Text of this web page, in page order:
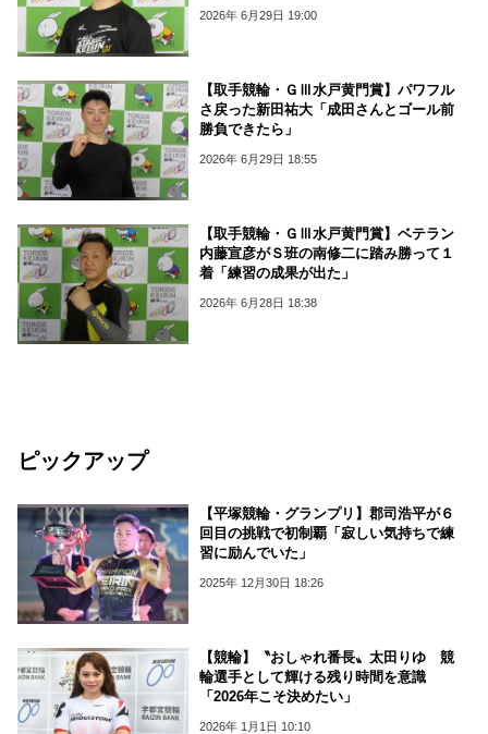
2026年 6月29日 19:00
【取手競輪・ＧⅢ水戸黄門賞】パワフル
さ戻った新田祐大「成田さんとゴール前
勝負できたら」
2026年 6月29日 18:55
【取手競輪・ＧⅢ水戸黄門賞】ベテラン
内藤宣彦がＳ班の南修二に踏み勝って１
着「練習の成果が出た」
2026年 6月28日 18:38
ピックアップ
【平塚競輪・グランプリ】郡司浩平が６
回目の挑戦で初制覇「寂しい気持ちで練
習に励んでいた」
2025年 12月30日 18:26
【競輪】〝おしゃれ番長〟太田りゆ 競
輪選手として輝ける残り時間を意識
「2026年こそ決めたい」
2026年 1月1日 10:10